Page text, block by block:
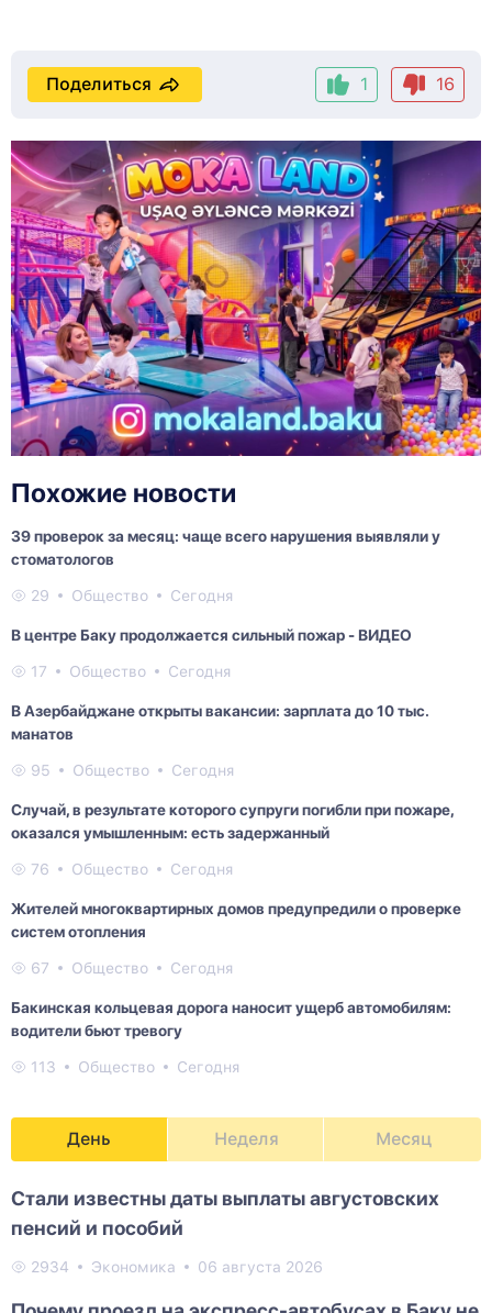
1 16
Поделиться
Похожие новости
39 проверок за месяц: чаще всего нарушения выявляли у
стоматологов
29 Общество Сегодня
В центре Баку продолжается сильный пожар - ВИДЕО
17 Общество Сегодня
В Азербайджане открыты вакансии: зарплата до 10 тыс.
манатов
95 Общество Сегодня
Случай, в результате которого супруги погибли при пожаре,
оказался умышленным: есть задержанный
76 Общество Сегодня
Жителей многоквартирных домов предупредили о проверке
систем отопления
67 Общество Сегодня
Бакинская кольцевая дорога наносит ущерб автомобилям:
водители бьют тревогу
113 Общество Сегодня
День Неделя Месяц
Стали известны даты выплаты августовских
пенсий и пособий
2934 Экономика 06 августа 2026